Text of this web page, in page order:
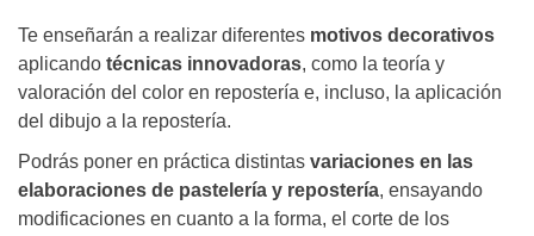
Te enseñarán a realizar diferentes motivos decorativos
aplicando técnicas innovadoras, como la teoría y
valoración del color en repostería e, incluso, la aplicación
del dibujo a la repostería.
Podrás poner en práctica distintas variaciones en las
elaboraciones de pastelería y repostería, ensayando
modificaciones en cuanto a la forma, el corte de los